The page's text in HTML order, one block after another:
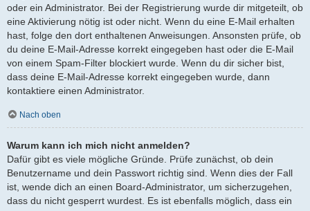
oder ein Administrator. Bei der Registrierung wurde dir mitgeteilt, ob
eine Aktivierung nötig ist oder nicht. Wenn du eine E-Mail erhalten
hast, folge den dort enthaltenen Anweisungen. Ansonsten prüfe, ob
du deine E-Mail-Adresse korrekt eingegeben hast oder die E-Mail
von einem Spam-Filter blockiert wurde. Wenn du dir sicher bist,
dass deine E-Mail-Adresse korrekt eingegeben wurde, dann
kontaktiere einen Administrator.
Nach oben
Warum kann ich mich nicht anmelden?
Dafür gibt es viele mögliche Gründe. Prüfe zunächst, ob dein
Benutzername und dein Passwort richtig sind. Wenn dies der Fall
ist, wende dich an einen Board-Administrator, um sicherzugehen,
dass du nicht gesperrt wurdest. Es ist ebenfalls möglich, dass ein